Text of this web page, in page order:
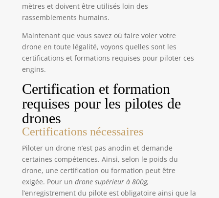
mètres et doivent être utilisés loin des
rassemblements humains.
Maintenant que vous savez où faire voler votre
drone en toute légalité, voyons quelles sont les
certifications et formations requises pour piloter ces
engins.
Certification et formation
requises pour les pilotes de
drones
Certifications nécessaires
Piloter un drone n’est pas anodin et demande
certaines compétences. Ainsi, selon le poids du
drone, une certification ou formation peut être
exigée. Pour un drone supérieur à 800g,
l’enregistrement du pilote est obligatoire ainsi que la